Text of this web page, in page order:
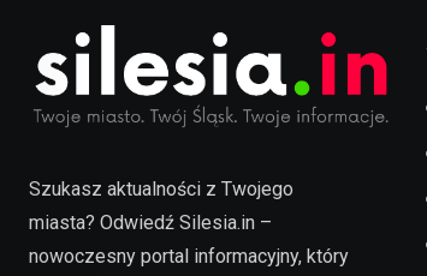
Szukasz aktualności z Twojego
miasta? Odwiedź Silesia.in –
nowoczesny portal informacyjny, który